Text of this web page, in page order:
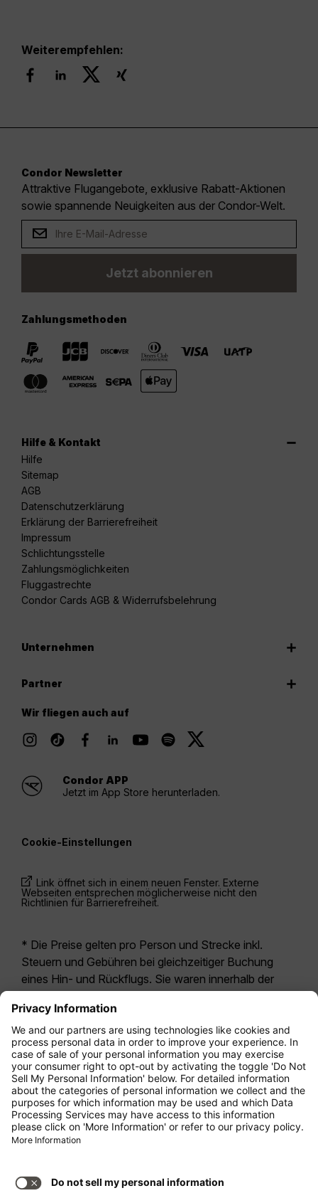
Weiterempfehlen:
Condor Newsletter
Attraktive Flugangebote, exklusive Rabatt-Aktionen
sowie spannende Neuigkeiten aus der Condor-Welt.
Jetzt abonnieren
Zahlungsmethoden
Hilfe & Kontakt
Hilfe
Sitemap
AGB
Datenschutzerklärung
Erklärung der Barrierefreiheit
Impressum
Schlichtungsstelle
Zahlungsmöglichkeiten
Fluggastrechte
Condor Cards AGB & Widerrufsbelehrung
Unternehmen
Partner
Wir fliegen auch auf
Condor APP
Jetzt im App Store herunterladen.
Cookie-Einstellungen
Link öffnet sich in einem neuen Fenster. Externe
Webseiten entsprechen möglicherweise nicht den
Richtlinien für Barrierefreiheit.
* Die Preise gelten pro Person und Strecke inkl.
Steuern und Gebühren bei gleichzeitiger Buchung
eines Hin- und Rückflugs. Sie waren innerhalb der
möglicherweise nicht mehr aktuell. Bei den für die
Economy Class angegebenen Tarifen handelt es
sich i.d.R. um Economy Zero, unsere restriktivste
Tarifoption. Es können hierfür zusätzliche Gebühren
fürAufgabegepäck oder für andere optionale
Leistungen anfallen. Es gelten dieAllgemeinen
Geschäftsbedingungen .